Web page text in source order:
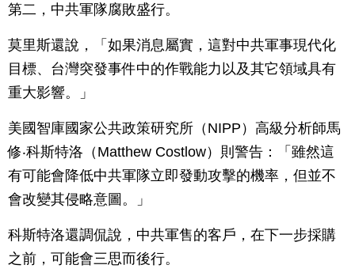
第二，中共軍隊腐敗盛行。
莫里斯還說，「如果消息屬實，這對中共軍事現代化
目標、台灣突發事件中的作戰能力以及其它領域具有
重大影響。」
美國智庫國家公共政策研究所（NIPP）高級分析師馬
修‧科斯特洛（Matthew Costlow）則警告：「雖然這
有可能會降低中共軍隊立即發動攻擊的機率，但並不
會改變其侵略意圖。」
科斯特洛還調侃說，中共軍售的客戶，在下一步採購
之前，可能會三思而後行。